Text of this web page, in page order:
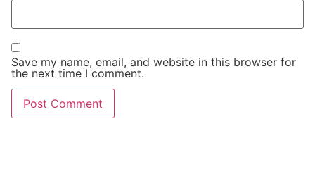
Save my name, email, and website in this browser for
the next time I comment.